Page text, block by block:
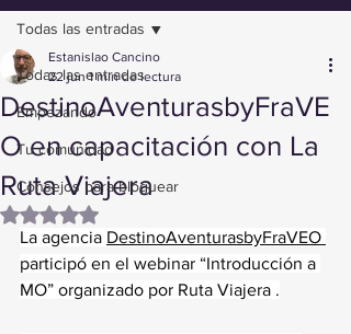
Todas las entradas
Empezando
Tu comunidad
Consejos para bloguear
Todas las entradas
DestinoAventurasbyFraVE
O en capacitación con La
Ruta Viajera
Estanislao Cancino
22 jun 1 min de lectura
Obtuvo NaN de 5 estrellas.
La agencia DestinoAventurasbyFraVEO
participó en el webinar “Introducción a
MO” organizado por Ruta Viajera .